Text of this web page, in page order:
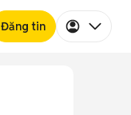
Đăng tin